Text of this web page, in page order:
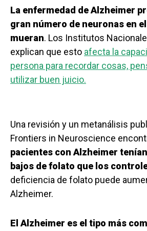
La enfermedad de Alzheimer
gran número de neuronas en
mueran. Los Institutos
explican que esto afecta la
persona para recordar cosas,
utilizar buen juicio.
Una revisión y un metanálisis
Frontiers in Neuroscience
pacientes con Alzheimer
bajos de folato que los
deficiencia de folato puede
Alzheimer.
El Alzheimer es el tipo más